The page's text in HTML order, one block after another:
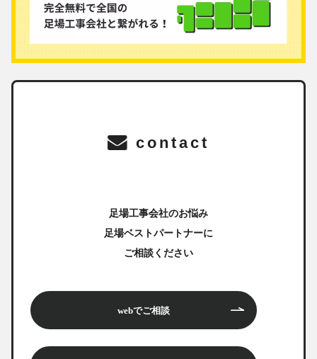
contact
足場工事会社のお悩み
足場ベストパートナーに
ご相談ください
webでご相談